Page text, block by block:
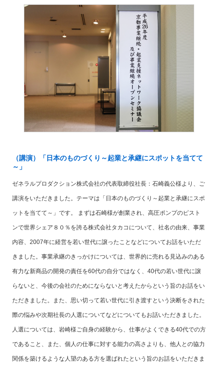
（講演）「日本のものづくり～起業と承継にスポットを当てて
～」
ゼネラルプロダクション株式会社の代表取締役社長：石崎義公様より、ご
講演をいただきました。テーマは「日本のものづくり～起業と承継にスポ
ットを当てて～」です。 まずは石崎様が創業され、高圧ポンプのピスト
ンで世界シェア８０％を誇る株式会社タカコについて、社名の由来、事業
内容、2007年に経営を若い世代に譲ったことなどについてお話をいただ
きました。事業承継のきっかけについては、世界的に売れる見込みのある
有力な新商品の開発の責任を60代の自分ではなく、40代の若い世代に譲
らないと、今後の会社のためにならないと考えたからという旨のお話をい
ただきました。また、思い切って若い世代に引き渡すという決断をされた
際の悩みや次期社長の人選についてなどについてもお話いただきました。
人選については、岩崎様ご自身の経験から、仕事がよくできる40代での方
であること、また、個人の仕事に対する能力の高さよりも、他人との協力
関係を築けるような人望のある方を選ばれたという旨のお話をいただきま